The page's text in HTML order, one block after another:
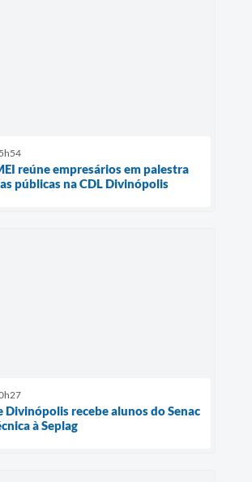
reúne empresários em palestra
públicas na CDL Divinópolis
Divinópolis recebe alunos do Senac
à Seplag